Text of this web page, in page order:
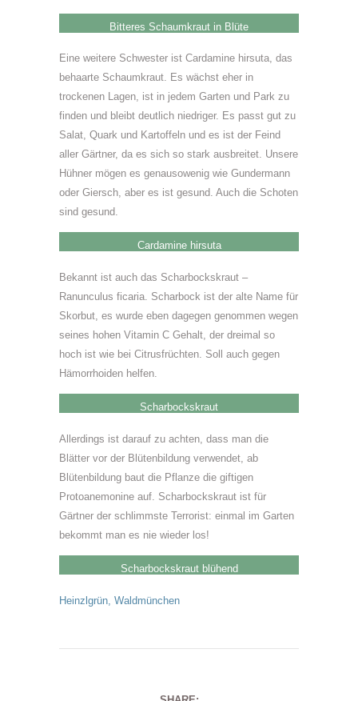
Bitteres Schaumkraut in Blüte
Eine weitere Schwester ist Cardamine hirsuta, das
behaarte Schaumkraut. Es wächst eher in
trockenen Lagen, ist in jedem Garten und Park zu
finden und bleibt deutlich niedriger. Es passt gut zu
Salat, Quark und Kartoffeln und es ist der Feind
aller Gärtner, da es sich so stark ausbreitet. Unsere
Hühner mögen es genausowenig wie Gundermann
oder Giersch, aber es ist gesund. Auch die Schoten
sind gesund.
Cardamine hirsuta
Bekannt ist auch das Scharbockskraut –
Ranunculus ficaria. Scharbock ist der alte Name für
Skorbut, es wurde eben dagegen genommen wegen
seines hohen Vitamin C Gehalt, der dreimal so
hoch ist wie bei Citrusfrüchten. Soll auch gegen
Hämorrhoiden helfen.
Scharbockskraut
Allerdings ist darauf zu achten, dass man die
Blätter vor der Blütenbildung verwendet, ab
Blütenbildung baut die Pflanze die giftigen
Protoanemonine auf. Scharbockskraut ist für
Gärtner der schlimmste Terrorist: einmal im Garten
bekommt man es nie wieder los!
Scharbockskraut blühend
Heinzlgrün Waldmünchen